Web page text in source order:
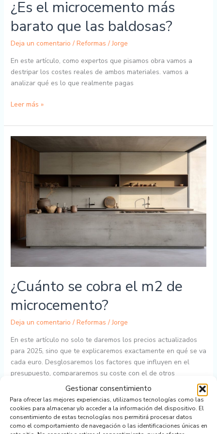
Gestionar consentimiento
Para ofrecer las mejores experiencias, utilizamos tecnologías como las
cookies para almacenar y/o acceder a la información del dispositivo. El
consentimiento de estas tecnologías nos permitirá procesar datos
como el comportamiento de navegación o las identificaciones únicas en
¿Es el microcemento más
barato que las baldosas?
Deja un comentario / Reformas /Jorge
En este artículo, como expertos que pisamos obra vamos a
destripar los costes reales de ambos materiales. vamos a
analizar qué es lo que realmente pagas
Leer más »
¿Cuánto se cobra el m2 de
microcemento?
Deja un comentario / Reformas /Jorge
En este artículo no solo te daremos los precios actualizados
para 2025, sino que te explicaremos exactamente en qué se va
cada euro. Desglosaremos los factores que influyen en el
presupuesto, compararemos su coste con el de otros
materiales y te daremos precios orientativos para baños,
cocinas y suelos.
¿Cuánto
m2
microcemento?
Leer más »